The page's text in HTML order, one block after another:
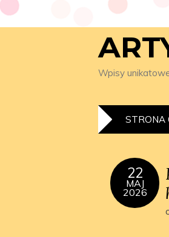
Wpisy
STRONA
22
MAJ
2026